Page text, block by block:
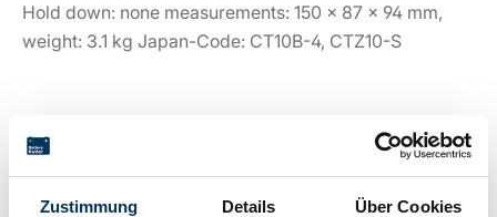
Zustimmung Details Über Cookies
Hold down: none measurements: 150 x 87 x 94 mm,
weight: 3.1 kg Japan-Code: CT10B-4, CTZ10-S
Technical details